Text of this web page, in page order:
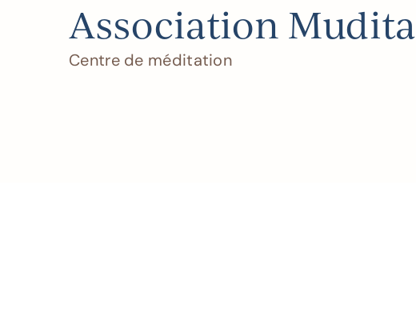
Association Mudita
Centre de méditation